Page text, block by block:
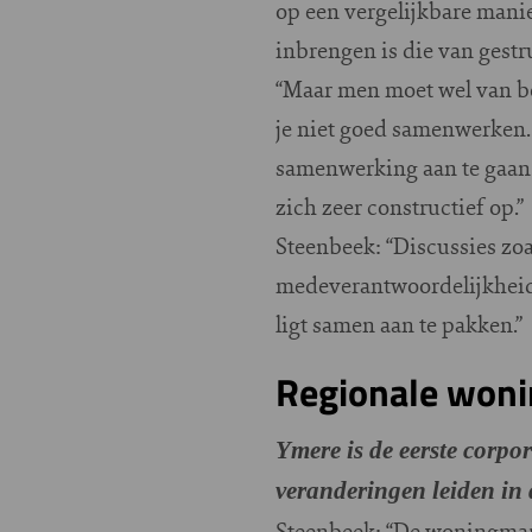
op een vergelijkbare
inbrengen is die van
“Maar men moet wel van
je niet goed
samenwerking aan te
zich zeer constructief op.”
Steenbeek: “Discussies
ligt samen aan te pakken.”
Regionale
Ymere is de eerste
veranderingen leiden